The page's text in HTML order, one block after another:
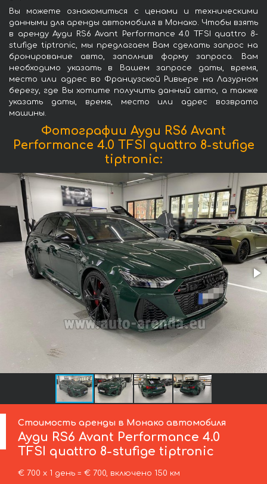
Вы можете ознакомиться с ценами и техническими
данными для аренды автомобиля в Монако. Чтобы взять
в аренду Ауди RS6 Avant Performance 4.0 TFSI quattro 8-
stufige tiptronic, мы предлагаем Вам сделать запрос на
бронирование авто, заполнив форму запроса. Вам
необходимо указать в Вашем запросе даты, время,
место или адрес во Французской Ривьере на Лазурном
берегу, где Вы хотите получить данный авто, а также
указать даты, время, место или адрес возврата
машины.
Фотографии Ауди RS6 Avant
Performance 4.0 TFSI quattro 8-stufige
tiptronic:
Стоимость аренды в Монако автомобиля
Ауди RS6 Avant Performance 4.0
TFSI quattro 8-stufige tiptronic
€ 700 х 1 день = € 700, включено 150 км